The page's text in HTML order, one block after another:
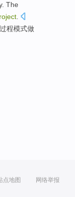
The
.
过程模式做
点地图 网络举报